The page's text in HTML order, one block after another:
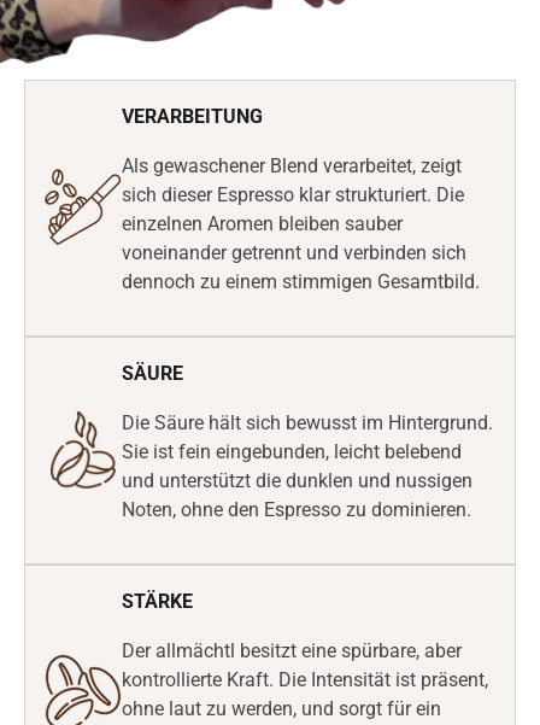
VERARBEITUNG
Als gewaschener Blend verarbeitet, zeigt
sich dieser Espresso klar strukturiert. Die
einzelnen Aromen bleiben sauber
voneinander getrennt und verbinden sich
dennoch zu einem stimmigen Gesamtbild.
SÄURE
Die Säure hält sich bewusst im Hintergrund.
Sie ist fein eingebunden, leicht belebend
und unterstützt die dunklen und nussigen
Noten, ohne den Espresso zu dominieren.
STÄRKE
Der allmächtl besitzt eine spürbare, aber
kontrollierte Kraft. Die Intensität ist präsent,
ohne laut zu werden, und sorgt für ein